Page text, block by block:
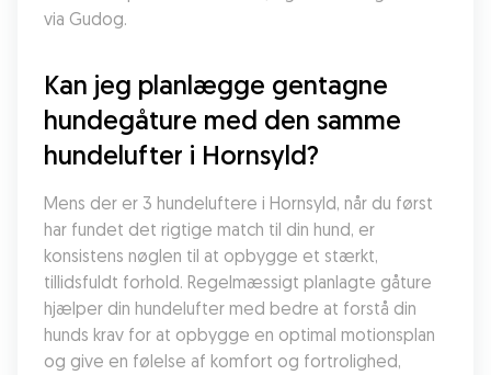
via Gudog.
Kan jeg planlægge gentagne
hundegåture med den samme
hundelufter i Hornsyld?
Mens der er 3 hundeluftere i Hornsyld, når du først
har fundet det rigtige match til din hund, er
konsistens nøglen til at opbygge et stærkt,
tillidsfuldt forhold. Regelmæssigt planlagte gåture
hjælper din hundelufter med bedre at forstå din
hunds krav for at opbygge en optimal motionsplan
og give en følelse af komfort og fortrolighed,